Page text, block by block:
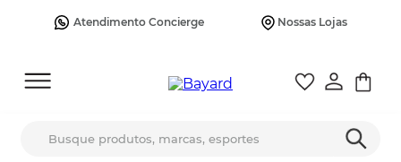
Atendimento Concierge Nossas Lojas